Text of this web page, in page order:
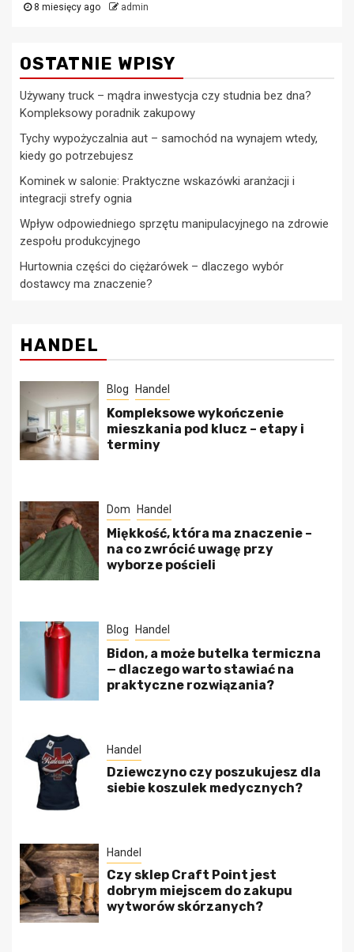
8 miesięcy ago admin
OSTATNIE WPISY
Używany truck – mądra inwestycja czy studnia bez dna?
Kompleksowy poradnik zakupowy
Tychy wypożyczalnia aut – samochód na wynajem wtedy,
kiedy go potrzebujesz
Kominek w salonie: Praktyczne wskazówki aranżacji i
integracji strefy ognia
Wpływ odpowiedniego sprzętu manipulacyjnego na zdrowie
zespołu produkcyjnego
Hurtownia części do ciężarówek – dlaczego wybór
dostawcy ma znaczenie?
HANDEL
Blog Handel
Kompleksowe wykończenie
mieszkania pod klucz – etapy i
terminy
Dom Handel
Miękkość, która ma znaczenie –
na co zwrócić uwagę przy
wyborze pościeli
Blog Handel
Bidon, a może butelka termiczna
— dlaczego warto stawiać na
praktyczne rozwiązania?
Handel
Dziewczyno czy poszukujesz dla
siebie koszulek medycznych?
Handel
Czy sklep Craft Point jest
dobrym miejscem do zakupu
wytworów skórzanych?